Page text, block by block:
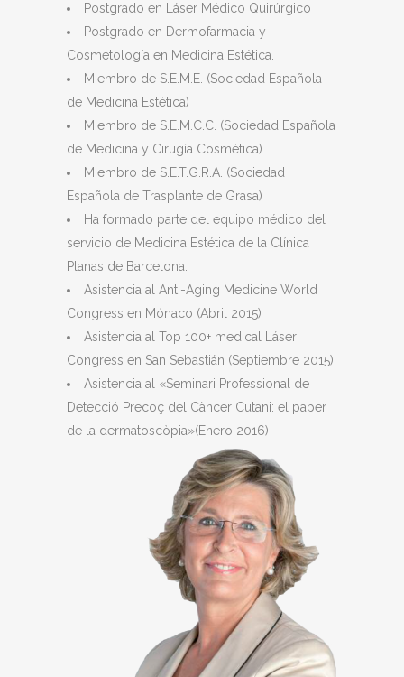
Postgrado en Láser Médico Quirúrgico
Postgrado en Dermofarmacia y
Cosmetología en Medicina Estética.
Miembro de S.E.M.E. (Sociedad Española
de Medicina Estética)
Miembro de S.E.M.C.C. (Sociedad Española
de Medicina y Cirugía Cosmética)
Miembro de S.E.T.G.R.A. (Sociedad
Española de Trasplante de Grasa)
Ha formado parte del equipo médico del
servicio de Medicina Estética de la Clínica
Planas de Barcelona.
Asistencia al Anti-Aging Medicine World
Congress en Mónaco (Abril 2015)
Asistencia al Top 100+ medical Láser
Congress en San Sebastián (Septiembre 2015)
Asistencia al «Seminari Professional de
Detecció Precoç del Càncer Cutani: el paper
de la dermatoscòpia»(Enero 2016)